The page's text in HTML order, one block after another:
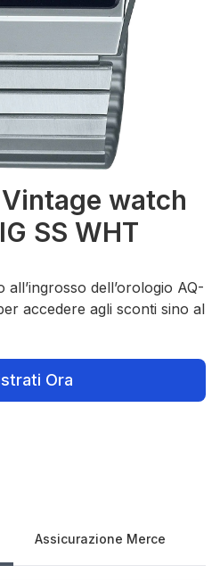
watch
SS WHT
dell’orologio AQ-
accedere agli sconti sino al
Ora
Assicurazione Merce